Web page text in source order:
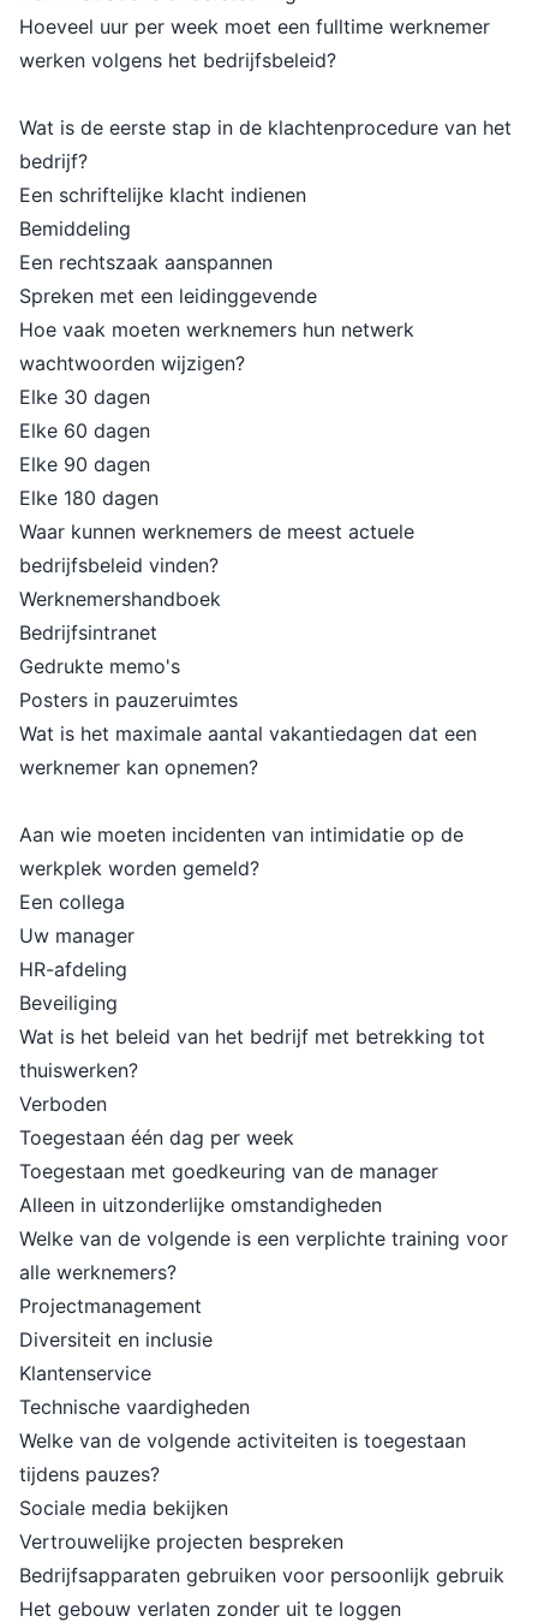
Hoeveel uur per week moet een fulltime werknemer
werken volgens het bedrijfsbeleid?
Wat is de eerste stap in de klachtenprocedure van het
bedrijf?
Een schriftelijke klacht indienen
Bemiddeling
Een rechtszaak aanspannen
Spreken met een leidinggevende
Hoe vaak moeten werknemers hun netwerk
wachtwoorden wijzigen?
Elke 30 dagen
Elke 60 dagen
Elke 90 dagen
Elke 180 dagen
Waar kunnen werknemers de meest actuele
bedrijfsbeleid vinden?
Werknemershandboek
Bedrijfsintranet
Gedrukte memo's
Posters in pauzeruimtes
Wat is het maximale aantal vakantiedagen dat een
werknemer kan opnemen?
Aan wie moeten incidenten van intimidatie op de
werkplek worden gemeld?
Een collega
Uw manager
HR-afdeling
Beveiliging
Wat is het beleid van het bedrijf met betrekking tot
thuiswerken?
Verboden
Toegestaan één dag per week
Toegestaan met goedkeuring van de manager
Alleen in uitzonderlijke omstandigheden
Welke van de volgende is een verplichte training voor
alle werknemers?
Projectmanagement
Diversiteit en inclusie
Klantenservice
Technische vaardigheden
Welke van de volgende activiteiten is toegestaan
tijdens pauzes?
Sociale media bekijken
Vertrouwelijke projecten bespreken
Bedrijfsapparaten gebruiken voor persoonlijk gebruik
Het gebouw verlaten zonder uit te loggen